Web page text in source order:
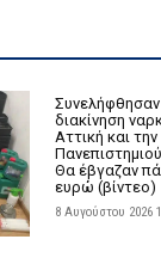
Συνελήφθησαν
διακίνηση
Αττική και την
Θα έβγαζαν
ευρώ (βίντεο)
8 Αυγούστου 2026